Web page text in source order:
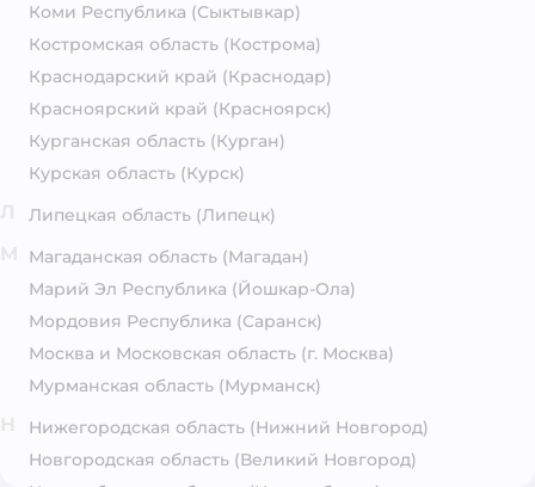
Коми Республика (Сыктывкар)
Костромская область (Кострома)
Краснодарский край (Краснодар)
Красноярский край (Красноярск)
Курганская область (Курган)
Курская область (Курск)
Липецкая область (Липецк)
Магаданская область (Магадан)
Марий Эл Республика (Йошкар-Ола)
Мордовия Республика (Саранск)
Москва и Московская область (г. Москва)
Мурманская область (Мурманск)
Нижегородская область (Нижний Новгород)
Новгородская область (Великий Новгород)